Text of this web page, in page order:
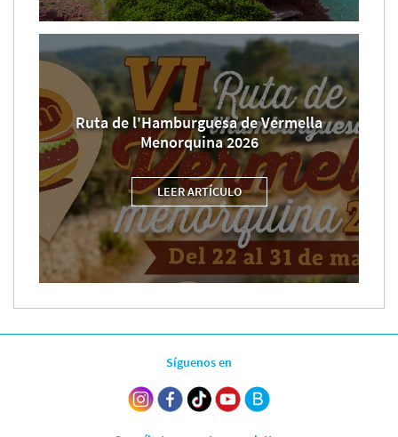
Ruta de l'Hamburguesa de Vermella
Menorquina 2026
LEER ARTÍCULO
Síguenos en